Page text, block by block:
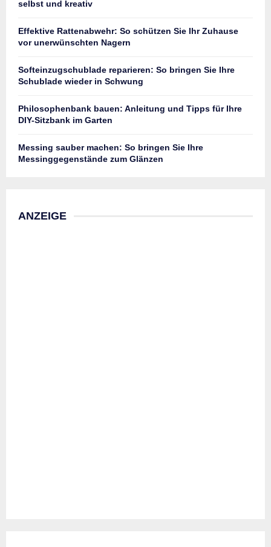
selbst und kreativ
Effektive Rattenabwehr: So schützen Sie Ihr Zuhause
vor unerwünschten Nagern
Softeinzugschublade reparieren: So bringen Sie Ihre
Schublade wieder in Schwung
Philosophenbank bauen: Anleitung und Tipps für Ihre
DIY-Sitzbank im Garten
Messing sauber machen: So bringen Sie Ihre
Messinggegenstände zum Glänzen
ANZEIGE